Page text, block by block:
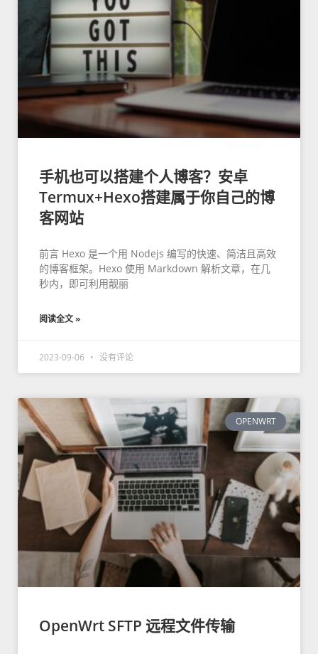
手机也可以搭建个人博客？安卓
Termux+Hexo搭建属于你自己的博
客网站
前言 Hexo 是一个用 Nodejs 编写的快速、简洁且高效
的博客框架。Hexo 使用 Markdown 解析文章，在几
秒内，即可利用靓丽
阅读全文 »
2023-09-06 没有评论
OPENWRT
OpenWrt SFTP 远程文件传输